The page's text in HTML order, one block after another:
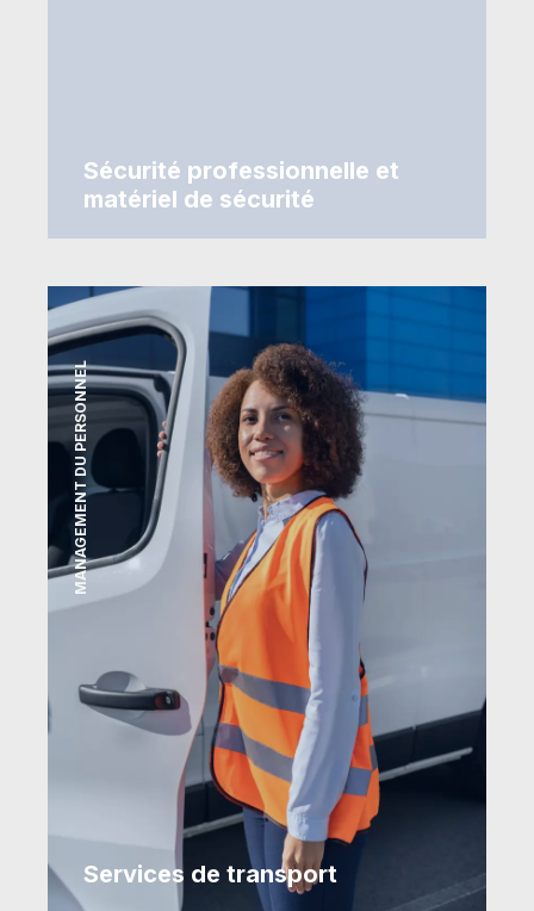
Sécurité professionnelle et
matériel de sécurité
MANAGEMENT DU PERSONNEL
Services de transport